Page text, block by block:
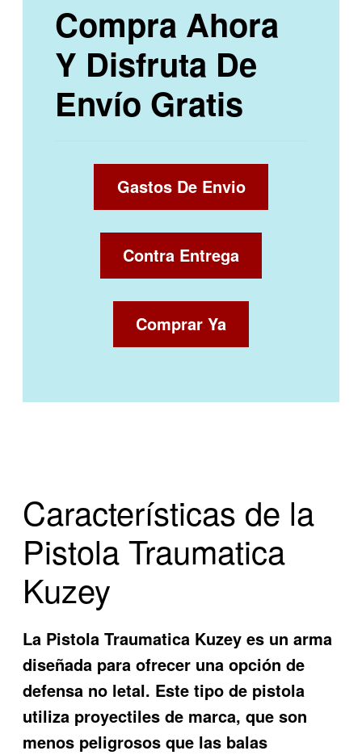
Compra Ahora
Y Disfruta De
Envío Gratis
Gastos De Envio
Contra Entrega
Comprar Ya
Características de la
Pistola Traumatica
Kuzey
La Pistola Traumatica Kuzey es un arma
diseñada para ofrecer una opción de
defensa no letal. Este tipo de pistola
utiliza proyectiles de marca, que son
menos peligrosos que las balas